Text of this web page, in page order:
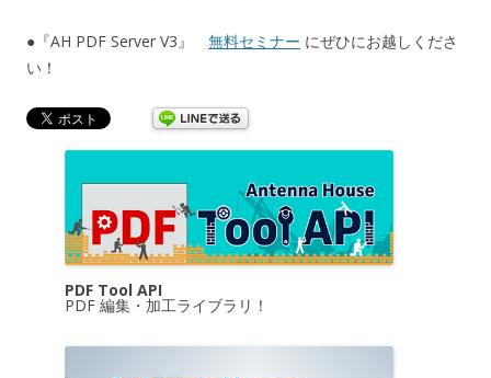
●『AH PDF Server V3』 無料セミナー にぜひにお越しくださ
い！
PDF Tool API
PDF 編集・加工ライブラリ！